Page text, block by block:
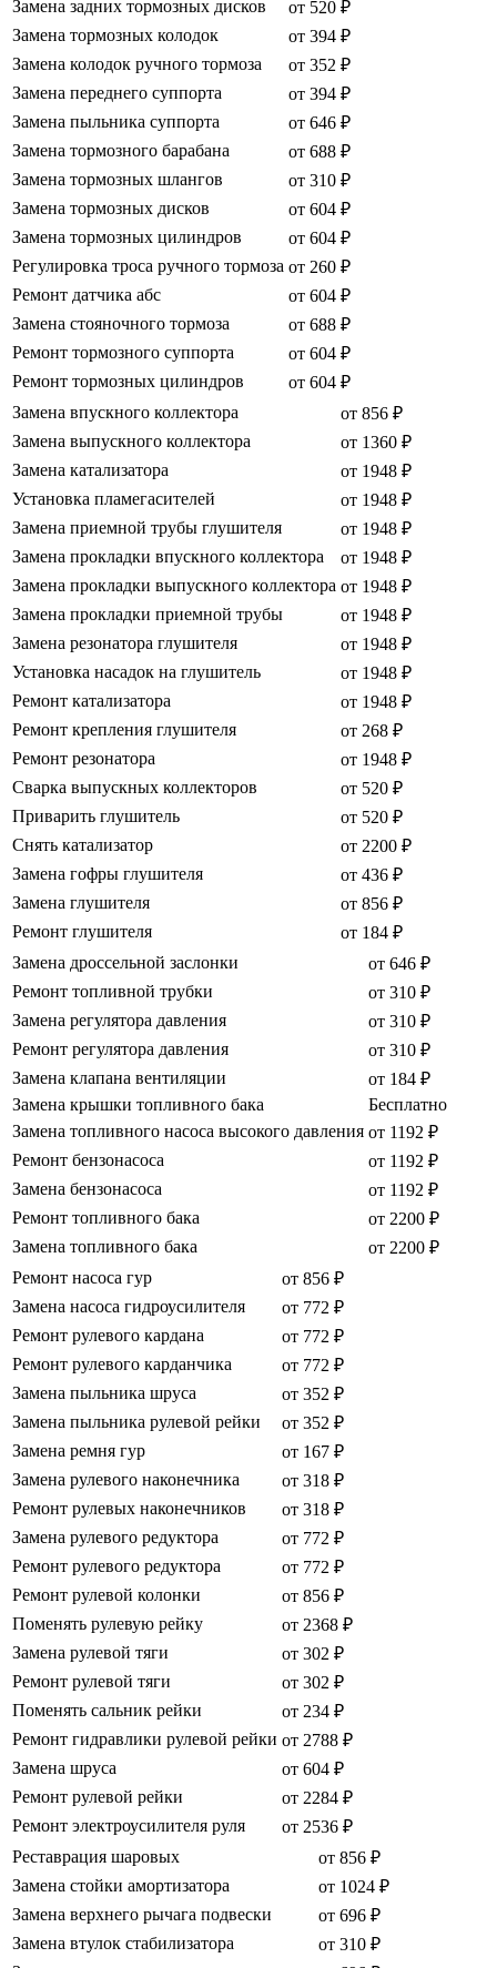
Замена задних тормозных дисков
от 520 ₽
Замена тормозных колодок
от 394 ₽
Замена колодок ручного тормоза
от 352 ₽
Замена переднего суппорта
от 394 ₽
Замена пыльника суппорта
от 646 ₽
Замена тормозного барабана
от 688 ₽
Замена тормозных шлангов
от 310 ₽
Замена тормозных дисков
от 604 ₽
Замена тормозных цилиндров
от 604 ₽
Регулировка троса ручного тормоза от 260 ₽
Ремонт датчика абс
от 604 ₽
Замена стояночного тормоза
от 688 ₽
Ремонт тормозного суппорта
от 604 ₽
Ремонт тормозных цилиндров
от 604 ₽
Замена впускного коллектора
от 856 ₽
Замена выпускного коллектора
от 1360 ₽
Замена катализатора
от 1948 ₽
Установка пламегасителей
от 1948 ₽
Замена приемной трубы глушителя
от 1948 ₽
Замена прокладки впускного коллектора
от 1948 ₽
Замена прокладки выпускного коллектора от 1948 ₽
Замена прокладки приемной трубы
от 1948 ₽
Замена резонатора глушителя
от 1948 ₽
Установка насадок на глушитель
от 1948 ₽
Ремонт катализатора
от 1948 ₽
Ремонт крепления глушителя
от 268 ₽
Ремонт резонатора
от 1948 ₽
Сварка выпускных коллекторов
от 520 ₽
Приварить глушитель
от 520 ₽
Снять катализатор
от 2200 ₽
Замена гофры глушителя
от 436 ₽
Замена глушителя
от 856 ₽
Ремонт глушителя
от 184 ₽
Замена дроссельной заслонки
от 646 ₽
Ремонт топливной трубки
от 310 ₽
Замена регулятора давления
от 310 ₽
Ремонт регулятора давления
от 310 ₽
Замена клапана вентиляции
от 184 ₽
Замена крышки топливного бака
Бесплатно
Замена топливного насоса высокого давления от 1192 ₽
Ремонт бензонасоса
от 1192 ₽
Замена бензонасоса
от 1192 ₽
Ремонт топливного бака
от 2200 ₽
Замена топливного бака
от 2200 ₽
Ремонт насоса гур
от 856 ₽
Замена насоса гидроусилителя
от 772 ₽
Ремонт рулевого кардана
от 772 ₽
Ремонт рулевого карданчика
от 772 ₽
Замена пыльника шруса
от 352 ₽
Замена пыльника рулевой рейки
от 352 ₽
Замена ремня гур
от 167 ₽
Замена рулевого наконечника
от 318 ₽
Ремонт рулевых наконечников
от 318 ₽
Замена рулевого редуктора
от 772 ₽
Ремонт рулевого редуктора
от 772 ₽
Ремонт рулевой колонки
от 856 ₽
Поменять рулевую рейку
от 2368 ₽
Замена рулевой тяги
от 302 ₽
Ремонт рулевой тяги
от 302 ₽
Поменять сальник рейки
от 234 ₽
Ремонт гидравлики рулевой рейки от 2788 ₽
Замена шруса
от 604 ₽
Ремонт рулевой рейки
от 2284 ₽
Ремонт электроусилителя руля
от 2536 ₽
Реставрация шаровых
от 856 ₽
Замена стойки амортизатора
от 1024 ₽
Замена верхнего рычага подвески
от 696 ₽
Замена втулок стабилизатора
от 310 ₽